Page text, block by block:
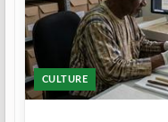
CULTURE